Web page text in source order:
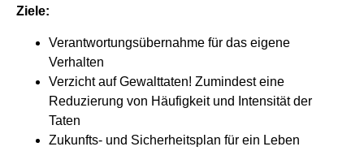
Ziele:
Verantwortungsübernahme für das eigene
Verhalten
Verzicht auf Gewalttaten! Zumindest eine
Reduzierung von Häufigkeit und Intensität der
Taten
Zukunfts- und Sicherheitsplan für ein Leben